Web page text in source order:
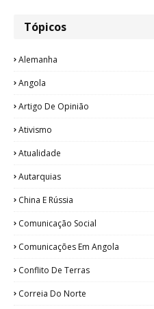
Tópicos
Alemanha
Angola
Artigo De Opinião
Ativismo
Atualidade
Autarquias
China E Rússia
Comunicação Social
Comunicações Em Angola
Conflito De Terras
Correia Do Norte